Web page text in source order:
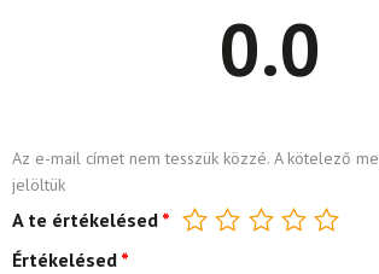
0.0
Az e-mail címet nem tesszük közzé. A kötelező
jelöltük
A te értékelésed *
Értékelésed *